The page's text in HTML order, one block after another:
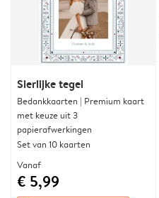
Sierlijke tegel
Bedankkaarten | Premium kaart
met keuze uit 3
papierafwerkingen
Set van 10 kaarten
Vanaf
€ 5,99